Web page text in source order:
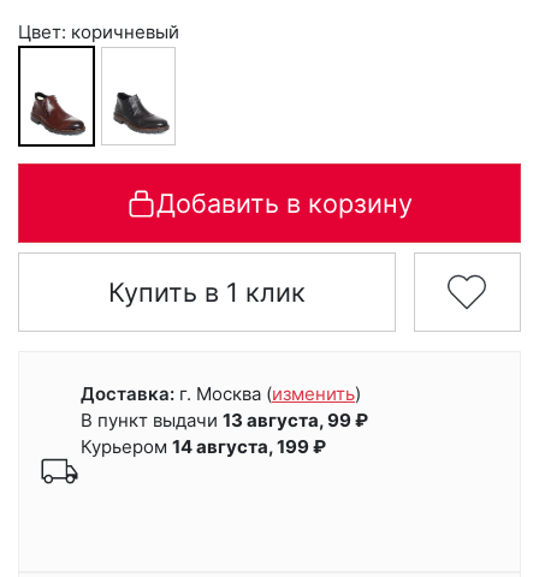
Цвет: коричневый
Добавить в корзину
Купить в 1 клик
Доставка: г. Москва (изменить)
В пункт выдачи 13 августа, 99 ₽
Курьером 14 августа, 199 ₽